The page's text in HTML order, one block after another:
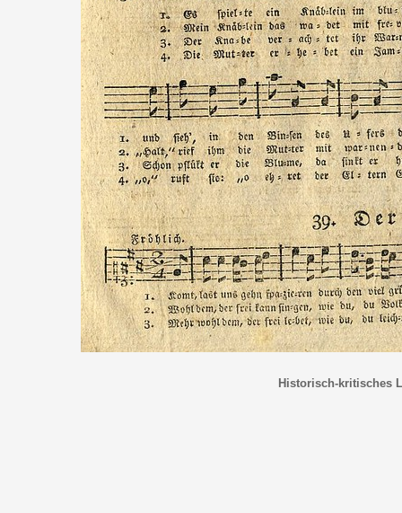
Historisch-kritisches